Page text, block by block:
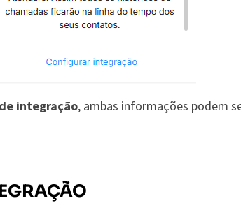
integração, ambas informações podem